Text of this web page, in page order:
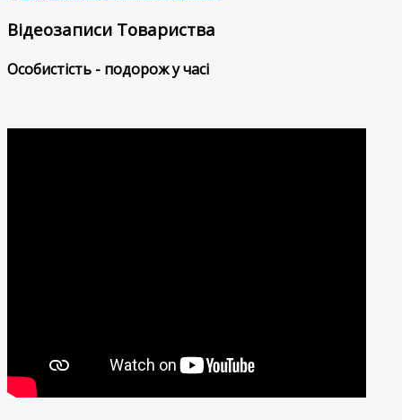
Відеозаписи Товариства
Особистість - подорож у часі